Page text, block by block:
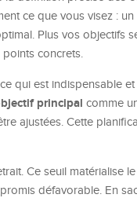
ce que vous visez :
Plus vos objectifs
concrets.
qui est indispensable
principal comme
ajustées. Cette
Ce seuil matérialise
défavorable. En